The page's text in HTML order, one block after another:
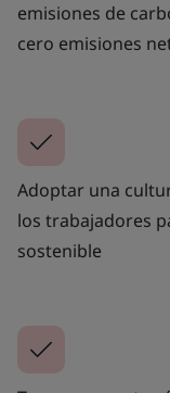
emisiones de
cero emisiones
Adoptar una
los trabajadores
sostenible